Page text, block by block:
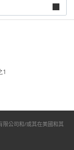
1
限公司和/或其在美國和其